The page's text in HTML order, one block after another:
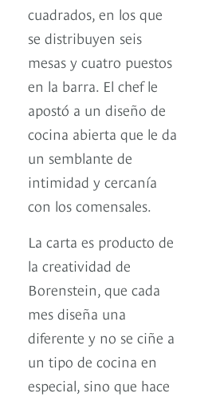
cuadrados, en los que
se distribuyen seis
mesas y cuatro puestos
en la barra. El chef le
apostó a un diseño de
cocina abierta que le da
un semblante de
intimidad y cercanía
con los comensales.
La carta es producto de
la creatividad de
Borenstein, que cada
mes diseña una
diferente y no se ciñe a
un tipo de cocina en
especial, sino que hace